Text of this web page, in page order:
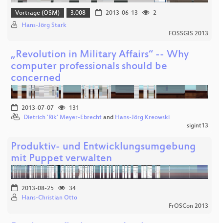
Vorträge (OSM) 3.008 2013-06-13
2
Hans-Jörg Stark
FOSSGIS 2013
„Revolution in Military Affairs“ -- Why
computer professionals should be
concerned
2013-07-07
131
Dietrich 'Rik' Meyer-Ebrecht and Hans-Jörg Kreowski
sigint13
Produktiv- und Entwicklungsumgebung
mit Puppet verwalten
2013-08-25
34
Hans-Christian Otto
FrOSCon 2013